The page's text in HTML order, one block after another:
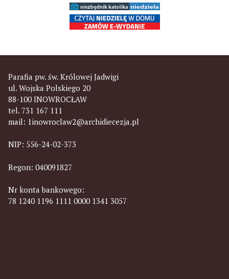
Parafia pw. św. Królowej Jadwigi
ul. Wojska Polskiego 20
88-100 INOWROCŁAW
tel. 731 167 111
mail: 1inowroclaw2@archidiecezja.pl
NIP: 556-24-02-373
Regon: 040091827
Nr konta bankowego:
78 1240 1196 1111 0000 1341 3057